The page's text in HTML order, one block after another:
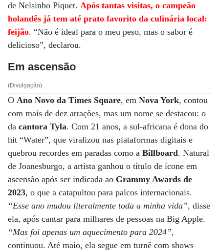
de Nelsinho Piquet. Após tantas visitas, o campeão
holandês já tem até prato favorito da culinária local:
feijão. “Não é ideal para o meu peso, mas o sabor é
delicioso”, declarou.
Em ascensão
(Divulgação)
O Ano Novo da Times Square, em Nova York, contou
com mais de dez atrações, mas um nome se destacou: o
da cantora Tyla. Com 21 anos, a sul-africana é dona do
hit “Water”, que viralizou nas plataformas digitais e
quebrou recordes em paradas como a Billboard. Natural
de Joanesburgo, a artista ganhou o título de ícone em
ascensão após ser indicada ao Grammy Awards de
2023, o que a catapultou para palcos internacionais.
“Esse ano mudou literalmente toda a minha vida”, disse
ela, após cantar para milhares de pessoas na Big Apple.
“Mas foi apenas um aquecimento para 2024”,
continuou. Até maio, ela segue em turnê com shows